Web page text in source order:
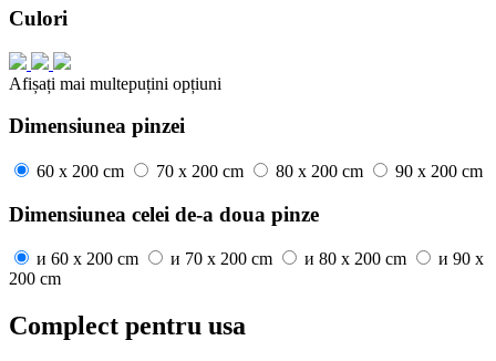
Culori
Afișați mai multepuțini opțiuni
Dimensiunea pinzei
60 x 200 cm 70 x 200 cm 80 x 200 cm 90 x 200 cm
Dimensiunea celei de-a doua pinze
и 60 x 200 cm и 70 x 200 cm и 80 x 200 cm и 90 x
200 cm
Complect pentru usa